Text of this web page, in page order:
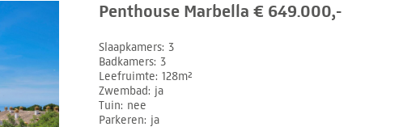
Penthouse Marbella € 649.000,-
Slaapkamers 3
Badkamers 3
Leefruimte 128m²
Zwembad
ja
Tuin nee
Parkeren ja